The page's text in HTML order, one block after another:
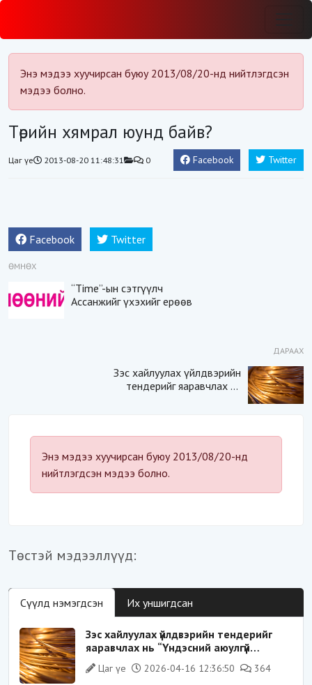
Энэ мэдээ хуучирсан буюу 2013/08/20-нд нийтлэгдсэн
мэдээ болно.
Төрийн хямрал юунд байв?
Цаг үе 2013-08-20 11:48:31 0 Facebook Twitter
Facebook Twitter
ӨМНӨХ
“Time”-ын сэтгүүлч
Ассанжийг үхэхийг ерөөв
ДАРААХ
Зэс хайлуулах үйлдвэрийн
тендерийг яаравчлах нь
Энэ мэдээ хуучирсан буюу 2013/08/20-нд
нийтлэгдсэн мэдээ болно.
Төстэй мэдээллүүд:
Сүүлд нэмэгдсэн Их уншигдсан
Зэс хайлуулах үйлдвэрийн тендерийг
яаравчлах нь “Үндэсний аюулгүй
байдал“-д эрсдэлтэй юу?
Цаг үе 2026-04-16 12:36:50 364